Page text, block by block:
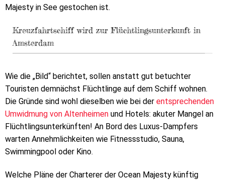
Majesty in See gestochen ist.
Kreuzfahrtschiff wird zur Flüchtlingsunterkunft in
Amsterdam
Wie die „Bild“ berichtet, sollen anstatt gut betuchter
Touristen demnächst Flüchtlinge auf dem Schiff wohnen.
Die Gründe sind wohl dieselben wie bei der entsprechenden
Umwidmung von Altenheimen und Hotels: akuter Mangel an
Flüchtlingsunterkünften! An Bord des Luxus-Dampfers
warten Annehmlichkeiten wie Fitnessstudio, Sauna,
Swimmingpool oder Kino.
Welche Pläne der Charterer der Ocean Majesty künftig